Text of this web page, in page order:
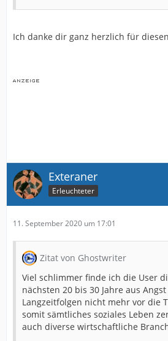
Ich danke dir ganz herzlich für
Exteraner
Erleuchteter
11. September 2020 um 17:01
Zitat von Ghostwriter
Viel schlimmer finde ich die User
nächsten 20 bis 30 Jahre aus
Langzeitfolgen nicht mehr vor die
somit sämtliches soziales Leben
auch diverse wirtschaftliche